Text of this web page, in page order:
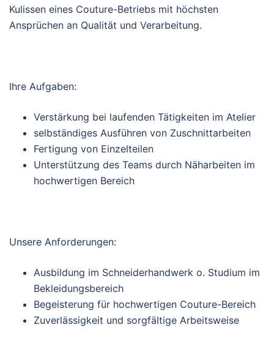
Kulissen eines Couture-Betriebs mit höchsten
Ansprüchen an Qualität und Verarbeitung.
Ihre Aufgaben:
Verstärkung bei laufenden Tätigkeiten im Atelier
selbständiges Ausführen von Zuschnittarbeiten
Fertigung von Einzelteilen
Unterstützung des Teams durch Näharbeiten im
hochwertigen Bereich
Unsere Anforderungen:
Ausbildung im Schneiderhandwerk o. Studium im
Bekleidungsbereich
Begeisterung für hochwertigen Couture-Bereich
Zuverlässigkeit und sorgfältige Arbeitsweise